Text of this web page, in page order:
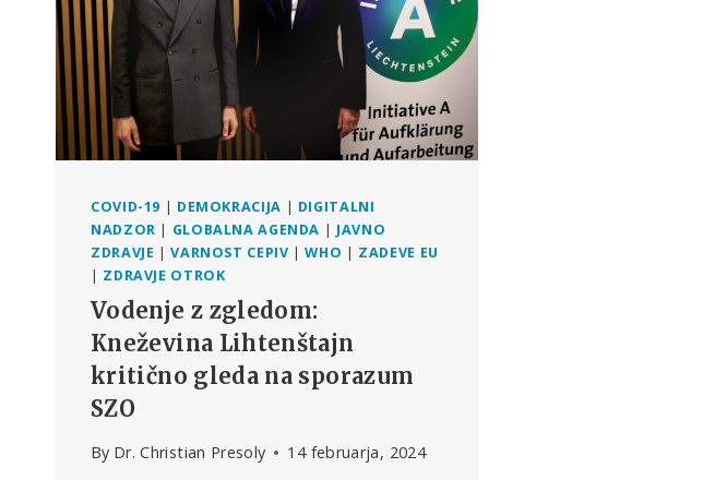
COVID-19 | DEMOKRACIJA | DIGITALNI
NADZOR | GLOBALNA AGENDA |JAVNO
ZDRAVJE |VARNOST CEPIV |WHO | ZADEVE EU
| ZDRAVJE OTROK
Vodenje z zgledom:
Kneževina Lihtenštajn
kritično gleda na sporazum
SZO
By Dr. Christian Presoly 14 februarja, 2024